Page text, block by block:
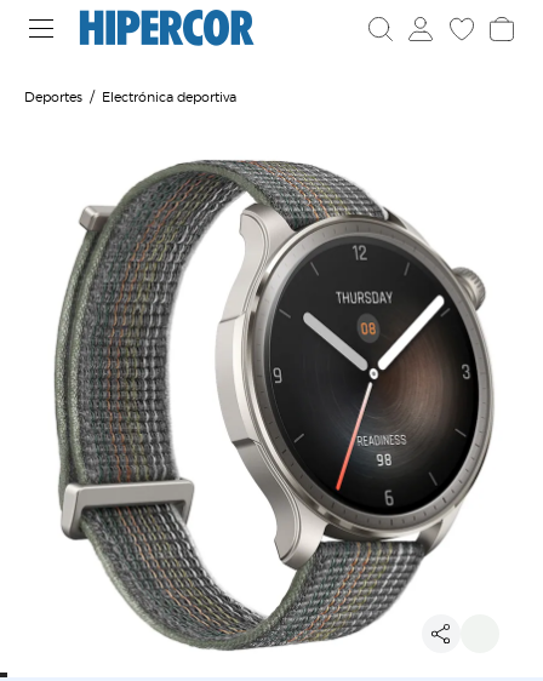
Deportes Electrónica deportiva